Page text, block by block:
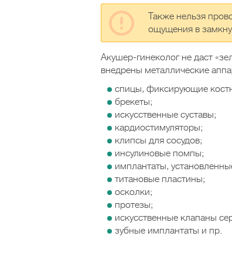
Также нельзя
ощущения в
Акушер-гинеколог не даст
внедрены металлические
спицы, фиксирующие
брекеты;
искусственные суставы;
кардиостимуляторы;
клипсы для сосудов;
инсулиновые помпы;
имплантаты,
титановые пластины;
осколки;
протезы;
искусственные клапаны
зубные имплантаты и пр.